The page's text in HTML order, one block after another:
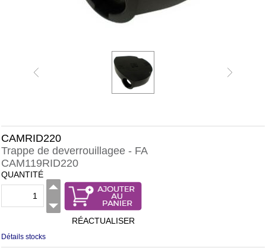
CAMRID220
Trappe de deverrouillagee - FA
CAM119RID220
QUANTITÉ
RÉACTUALISER
Détails stocks